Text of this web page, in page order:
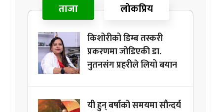
ताजा लोकप्रिय
किशोरीको डिम्ब तस्करी
प्रकरणमा जोडिएकी डा.
नुतनसंग प्रहरीले लियो बयान
यी हुन् बर्षाको समयमा सौन्दर्य